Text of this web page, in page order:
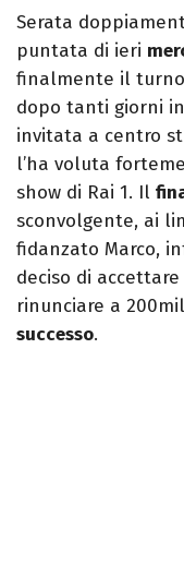
Pixar).
Serata
puntata di ieri
finalmente il
dopo tanti giorni
invitata a centro
l’ha voluta
show di Rai 1. Il
sconvolgente, ai
fidanzato Marco,
deciso di
rinunciare a
successo.